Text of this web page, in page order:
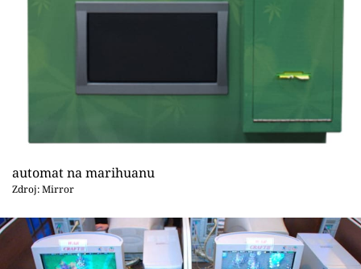
automat na marihuanu
Zdroj: Mirror